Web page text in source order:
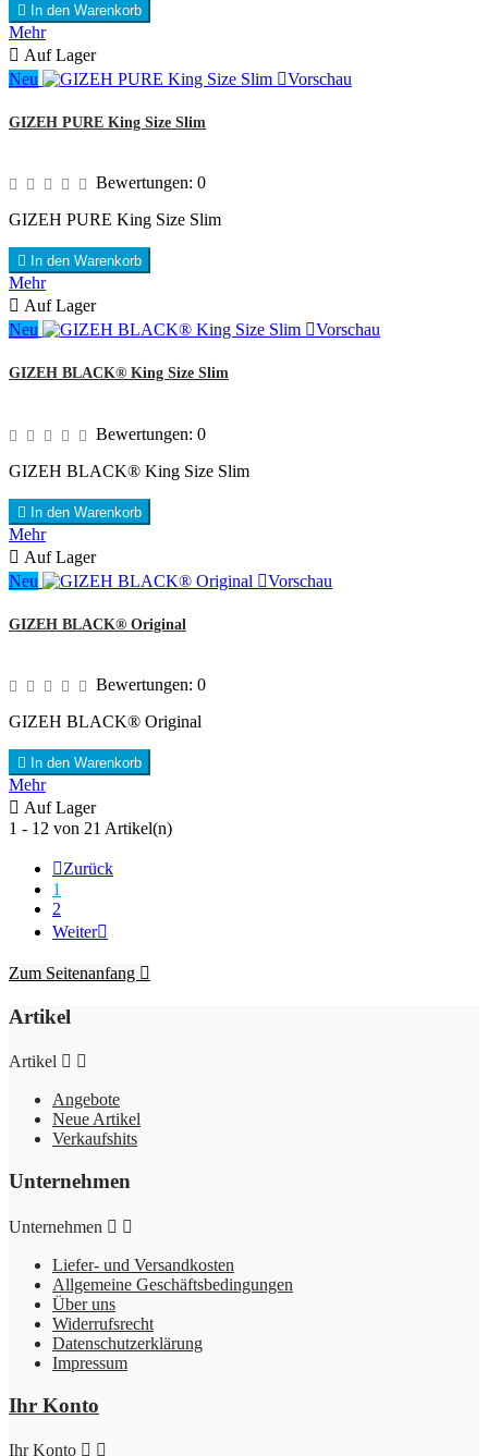
 In den Warenkorb
Mehr
 Auf Lager
Neu
Vorschau
GIZEH PURE King Size Slim
Bewertungen: 0
GIZEH PURE King Size Slim
 In den Warenkorb
Mehr
 Auf Lager
Neu
Vorschau
GIZEH BLACK® King Size Slim
Bewertungen: 0
GIZEH BLACK® King Size Slim
 In den Warenkorb
Mehr
 Auf Lager
Neu
Vorschau
GIZEH BLACK® Original
Bewertungen: 0
GIZEH BLACK® Original
 In den Warenkorb
Mehr
 Auf Lager
1 - 12 von 21 Artikel(n)
Zurück
1
2
Weiter
Zum Seitenanfang 
Artikel
Artikel  
Angebote
Neue Artikel
Verkaufshits
Unternehmen
Unternehmen  
Liefer- und Versandkosten
Allgemeine Geschäftsbedingungen
Über uns
Widerrufsrecht
Datenschutzerklärung
Impressum
Ihr Konto
Ihr Konto  